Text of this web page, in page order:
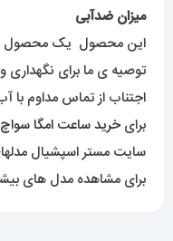
میزان ضدآبی
این محصول یک
توصیه ی ما برای
اجتناب از تماس مداوم با
برای خرید ساعت امگا سواچ
سایت مستر اسپشیال
برای مشاهده مدل های